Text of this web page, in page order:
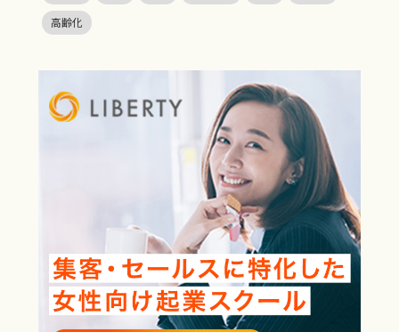
高齢化